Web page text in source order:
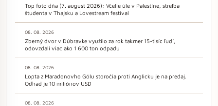
Top foto dňa (7. august 2026): Včelie úle v Palestíne, streľba
študenta v Thajsku a Lovestream festival
08. 08. 2026
Zberný dvor v Dúbravke využilo za rok takmer 15-tisíc ľudí,
odovzdali viac ako 1 600 ton odpadu
08. 08. 2026
Lopta z Maradonovho Gólu storočia proti Anglicku je na predaj.
Odhad je 10 miliónov USD
08. 08. 2026